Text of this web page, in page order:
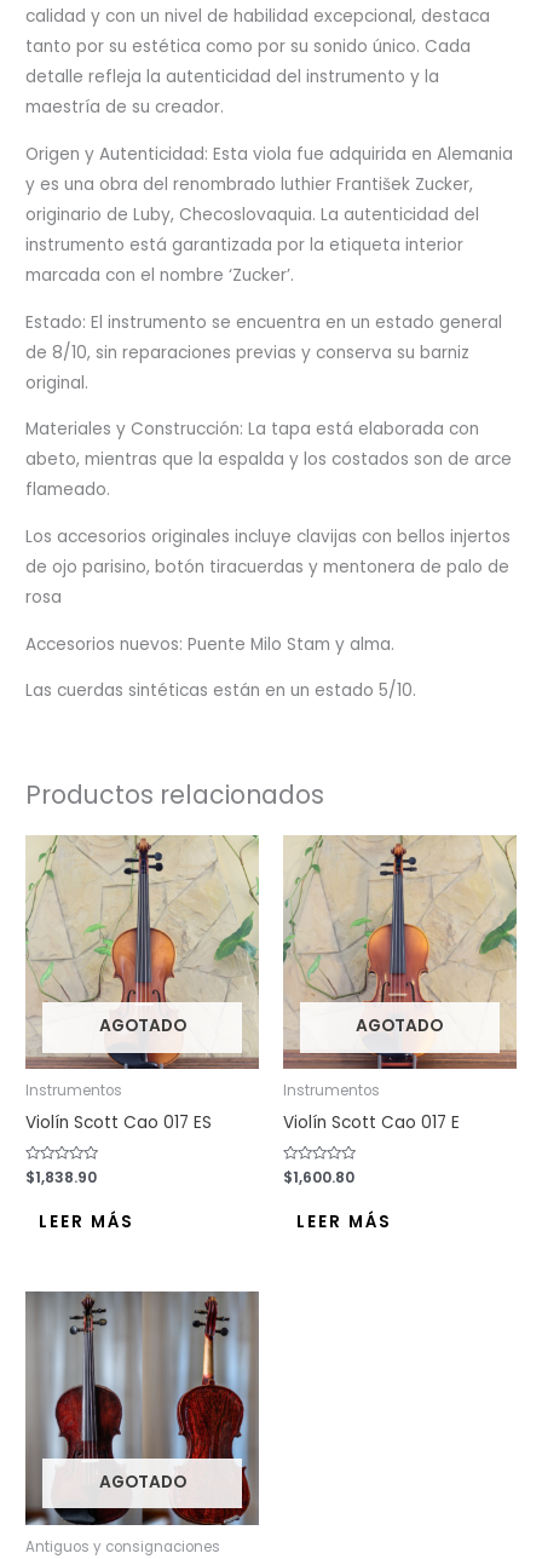
calidad y con un nivel de habilidad excepcional, destaca
tanto por su estética como por su sonido único. Cada
detalle refleja la autenticidad del instrumento y la
maestría de su creador.
Origen y Autenticidad: Esta viola fue adquirida en Alemania
y es una obra del renombrado luthier František Zucker,
originario de Luby, Checoslovaquia. La autenticidad del
instrumento está garantizada por la etiqueta interior
marcada con el nombre ‘Zucker’.
Estado:El instrumento se encuentra en un estado general
de 8/10, sin reparaciones previas y conserva su barniz
original.
Materiales y Construcción: La tapa está elaborada con
abeto, mientras que la espalda y los costados son de arce
flameado.
Los accesorios originales incluye clavijas con bellos injertos
de ojo parisino, botón tiracuerdas y mentonera de palo de
rosa
Accesorios nuevos: Puente Milo Stam y alma.
Las cuerdas sintéticas están en un estado 5/10.
Productos relacionados
AGOTADO
Instrumentos
Violín Scott Cao 017 ES
Valorado
con
$1,838.90
LEER MÁS
AGOTADO
Instrumentos
Violín Scott Cao 017 E
Valorado
con
$1,600.80
LEER MÁS
AGOTADO
Antiguos y consignaciones